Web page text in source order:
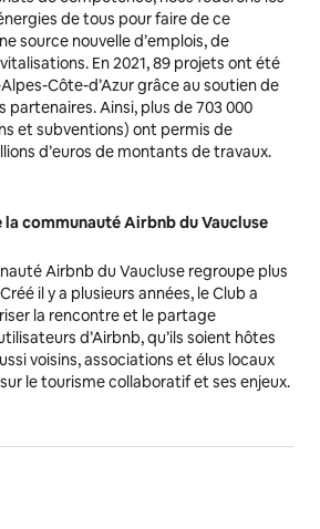
de tous pour faire de ce
source nouvelle d’emplois, de
En 2021, 89 projets ont été
Côte-d’Azur grâce au soutien de
partenaires. Ainsi, plus de 703 000
et subventions) ont permis de
d’euros de montants de travaux.
communauté Airbnb du Vaucluse
Airbnb du Vaucluse regroupe plus
il y a plusieurs années, le Club a
la rencontre et le partage
d’Airbnb, qu’ils soient hôtes
voisins, associations et élus locaux
le tourisme collaboratif et ses enjeux.